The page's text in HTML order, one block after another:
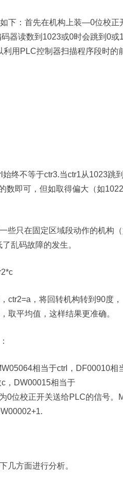
：首先在机构上装—0位校正
器读数到1023或0时会跳到0或
用PLC控制器扫描程序段时的
不等于ctr3.当ctr1从1023跳
数即可，但如取得偏大（如
只在固定区域段动作的机构
乱码故障的发生。
，将回转机构转到90度，
取平均值，这样结果更准确。
相当于ctrl，DF00010相
，DW00015相当于
0位校正开关送给PLC的信号。
方面进行分析。